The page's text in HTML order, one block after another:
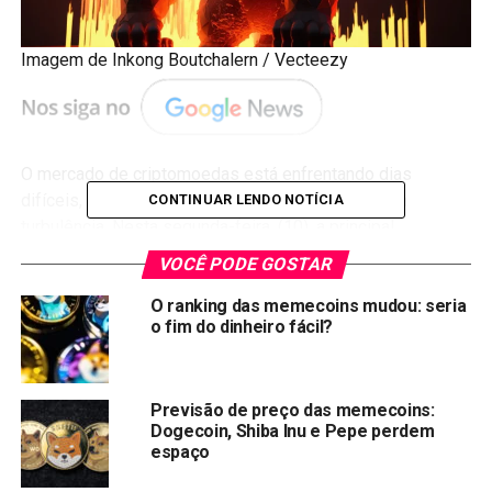
Imagem de Inkong Boutchalern / Vecteezy
difíceis, e o Bitcoin é o grande protagonista dessa
criptomoeda do mundo caiu abaixo dosUS$ 80 mil,
arrastando consigo um pessimismo que atinge em cheio
as famosas memecoins.
Memecoins como BONK, PEPE e Official Trump (TRUMP)
registraram perdas superiores a 40% nos últimos 30 dias,
mostrando que, quando o Bitcoin espirra, as moedas
meme pegam um resfriado dos grandes.
CONTINUAR LENDO NOTÍCIA
VOCÊ PODE GOSTAR
O ranking das memecoins mudou: seria
o fim do dinheiro fácil?
Previsão de preço das memecoins:
Dogecoin, Shiba Inu e Pepe perdem
espaço